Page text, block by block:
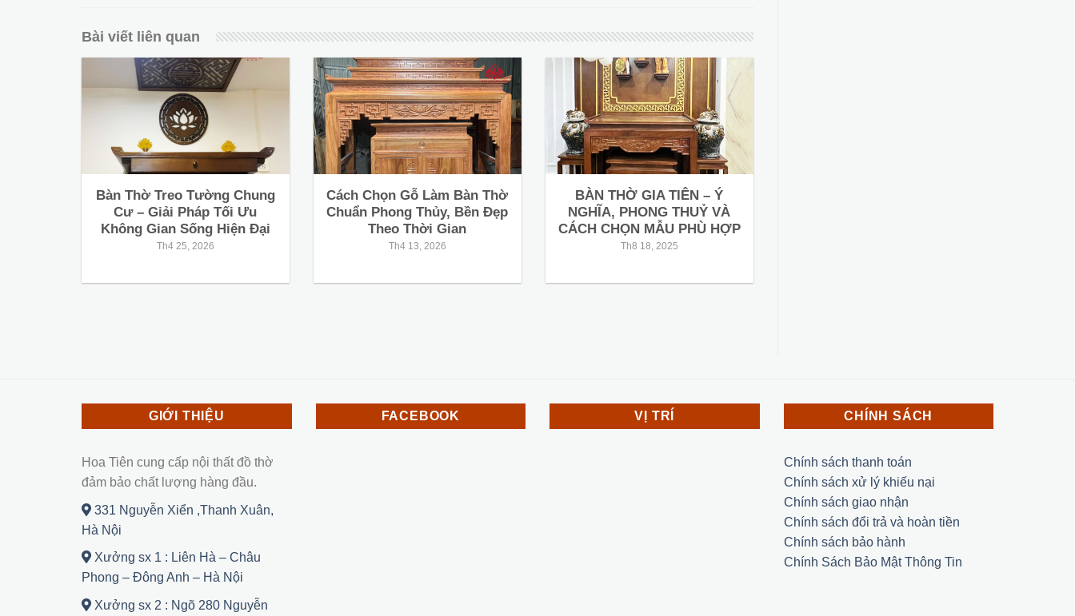
Bài viết liên quan
Bàn Thờ Treo Tường Chung
Cư – Giải Pháp Tối Ưu
Không Gian Sống Hiện Đại
Th4 25, 2026
Cách Chọn Gỗ Làm Bàn Thờ
Chuẩn Phong Thủy, Bền Đẹp
Theo Thời Gian
Th4 13, 2026
BÀN THỜ GIA TIÊN – Ý
NGHĨA, PHONG THUỶ VÀ
CÁCH CHỌN MẪU PHÙ HỢP
Th8 18, 2025
GIỚI THIỆU
Hoa Tiên cung cấp nội thất đồ thờ
đảm bảo chất lượng hàng đầu.
331 Nguyễn Xiển ,Thanh Xuân,
Hà Nội
Xưởng sx 1 : Liên Hà – Châu
Phong – Đông Anh – Hà Nội
Xưởng sx 2 : Ngõ 280 Nguyễn
FACEBOOK VỊ TRÍ CHÍNH SÁCH
Chính sách thanh toán
Chính sách xử lý khiếu nại
Chính sách giao nhận
Chính sách đổi trả và hoàn tiền
Chính sách bảo hành
Chính Sách Bảo Mật Thông Tin